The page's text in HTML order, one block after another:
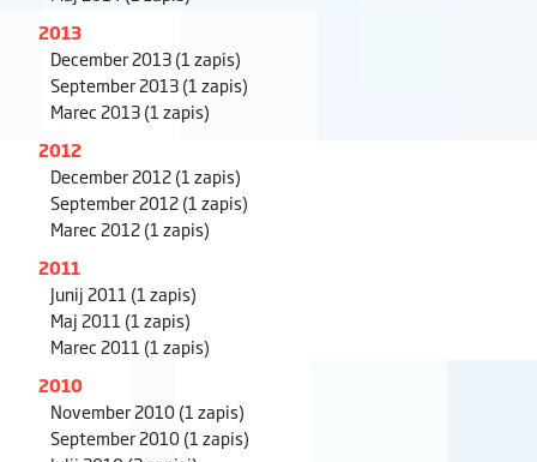
2013
December 2013(1 zapis)
September 2013(1 zapis)
Marec 2013(1 zapis)
2012
December 2012(1 zapis)
September 2012(1 zapis)
Marec 2012(1 zapis)
2011
Junij 2011 (1 zapis)
Maj 2011 (1 zapis)
Marec 2011 (1 zapis)
2010
November 2010(1 zapis)
September 2010(1 zapis)